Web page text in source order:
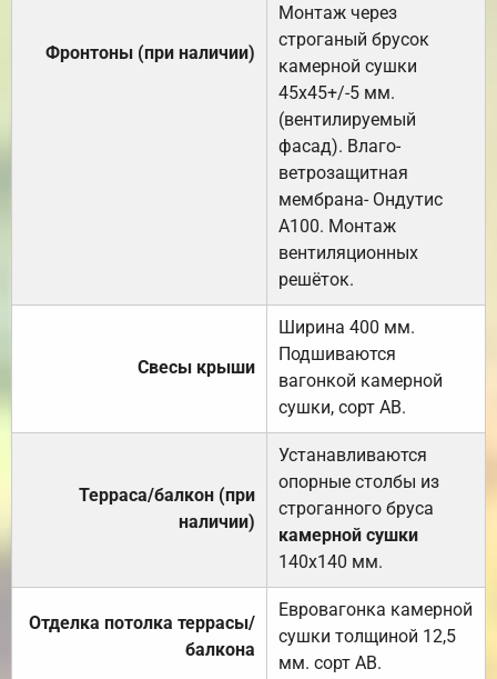
Фронтоны (при наличии)
Монтаж через
строганый брусок
камерной сушки
45х45+/-5 мм.
(вентилируемый
фасад). Влаго-
ветрозащитная
мембрана- Ондутис
А100. Монтаж
вентиляционных
решёток.
Свесы крыши
Ширина 400 мм.
Подшиваются
вагонкой камерной
сушки, сорт АВ.
Терраса/балкон (при
наличии)
Устанавливаются
опорные столбы из
строганного бруса
камерной сушки
140х140 мм.
Отделка потолка террасы/
балкона
Евровагонка камерной
сушки толщиной 12,5
мм. сорт АВ.